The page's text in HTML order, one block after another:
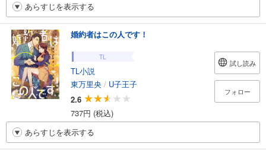
あらすじを表示する
婚約者はこの人です！
TL
TL小説
東万里央 / U子王子
2.6
737円 (税込)
試し読み
フォロー
あらすじを表示する